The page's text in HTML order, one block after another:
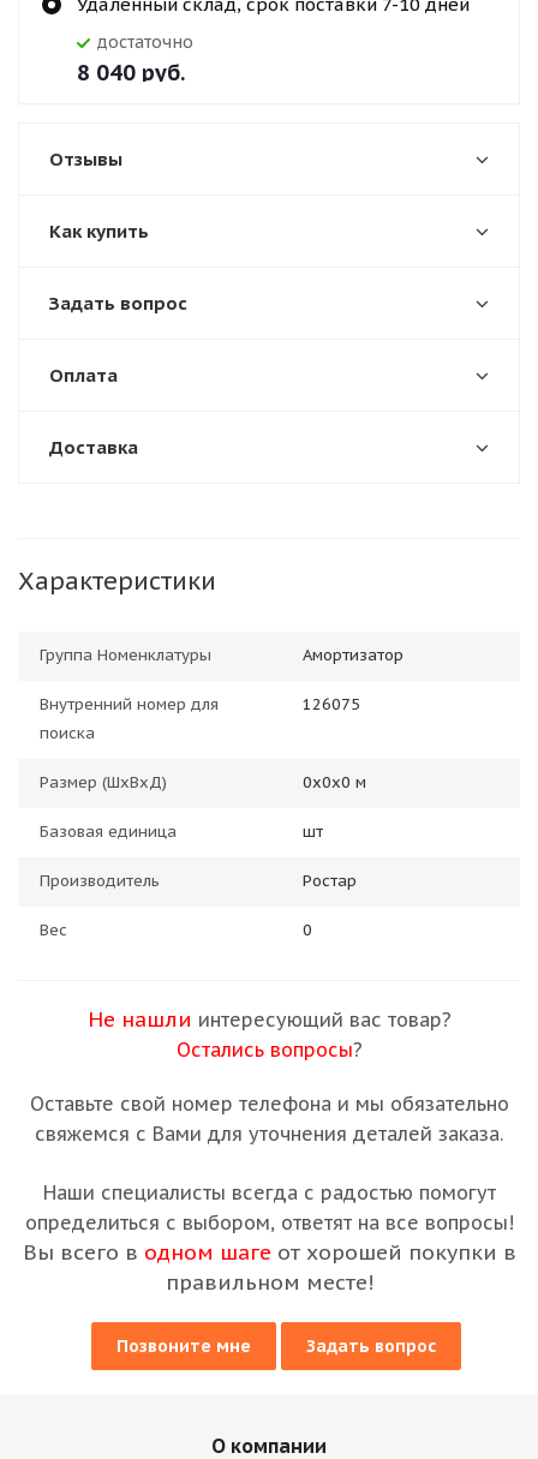
Достаточно
8 040 руб.
Отзывы
Как купить
Задать вопрос
Оплата
Доставка
Характеристики
Группа Номенклатуры Амортизатор
Внутренний номер для
поиска
126075
Размер (ШхВхД) 0х0х0 м
Базовая единица шт
Производитель Ростар
Вес 0
Не нашли интересующий вас товар?
Остались вопросы?
Оставьте свой номер телефона и мы обязательно
свяжемся с Вами для уточнения деталей заказа.
Наши специалисты всегда с радостью помогут
определиться с выбором, ответят на все вопросы!
Вы всего в одном шаге от хорошей покупки в
правильном месте!
Позвоните мне Задать вопрос
О компании